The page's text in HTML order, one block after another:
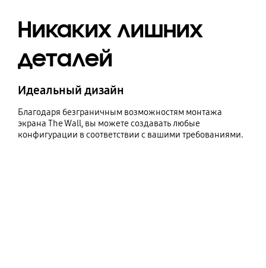
Никаких лишних
деталей
Идеальный дизайн
Благодаря безграничным возможностям монтажа
экрана The Wall, вы можете создавать любые
конфигурации в соответствии с вашими требованиями.